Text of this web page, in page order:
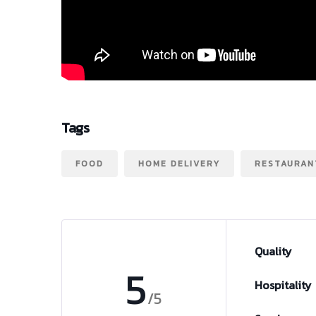
Tags
FOOD HOME DELIVERY
5/5
Quality
Hospitality